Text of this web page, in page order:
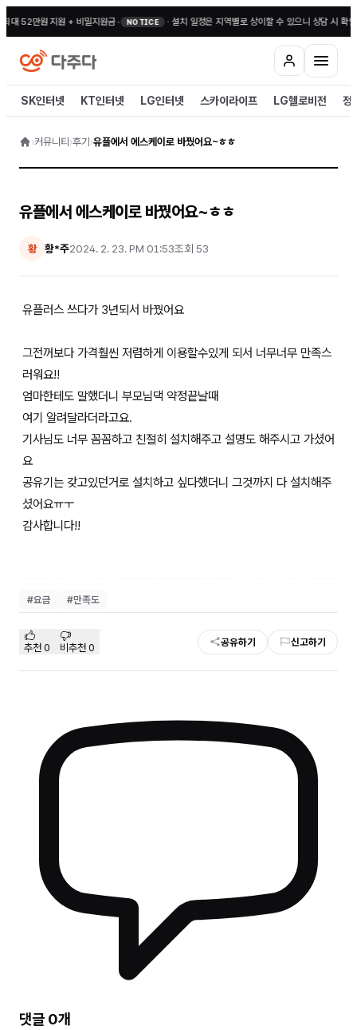
대 52만원 지원 + 비밀지원금• NOTICE · 설치 일정은 지역별로 상이할 수 있으니 상담 시 확인
SK인터넷 KT인터넷 LG인터넷 스카이라이프 LG헬로비전 정
›커뮤니티 ›후기 ›유플에서 에스케이로 바꿨어요~ㅎㅎ
유플에서 에스케이로 바꿨어요~ㅎㅎ
황 황*주2024. 2. 23. PM 01:53조회 53
유플러스 쓰다가 3년되서 바꿨어요
그전꺼보다 가격훨씬 저렴하게 이용할수있게 되서 너무너무 만족스
러워요!!
엄마한테도 말했더니 부모님댁 약정끝날때
여기 알려달라더라고요.
기사님도 너무 꼼꼼하고 친절히 설치해주고 설명도 해주시고 가셨어
요
공유기는 갖고있던거로 설치하고 싶다했더니 그것까지 다 설치해주
셨어요ㅠㅜ
감사합니다!!
#요금 #만족도
추천 0 비추천 0 공유하기 신고하기
댓글 0개